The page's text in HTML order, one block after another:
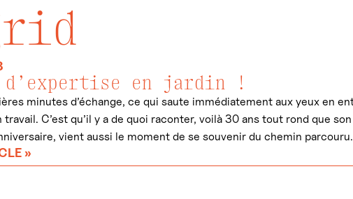
d’expertise en jardin !
minutes d’échange, ce qui saute immédiatement aux yeux en
travail. C’est qu’il y a de quoi raconter, voilà 30 ans tout rond que
vient aussi le moment de se souvenir du chemin parcouru.
»